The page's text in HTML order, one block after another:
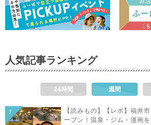
人気記事ランキング
24時間 週間
【読みもの】【レポ】福井
ープン！温泉・ジム・漫画